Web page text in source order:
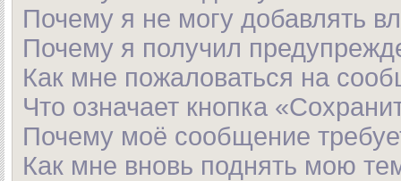
Почему я не могу добавлять
Почему я получил
Как мне пожаловаться на
Что означает кнопка
Почему моё сообщение
Как мне вновь поднять мою